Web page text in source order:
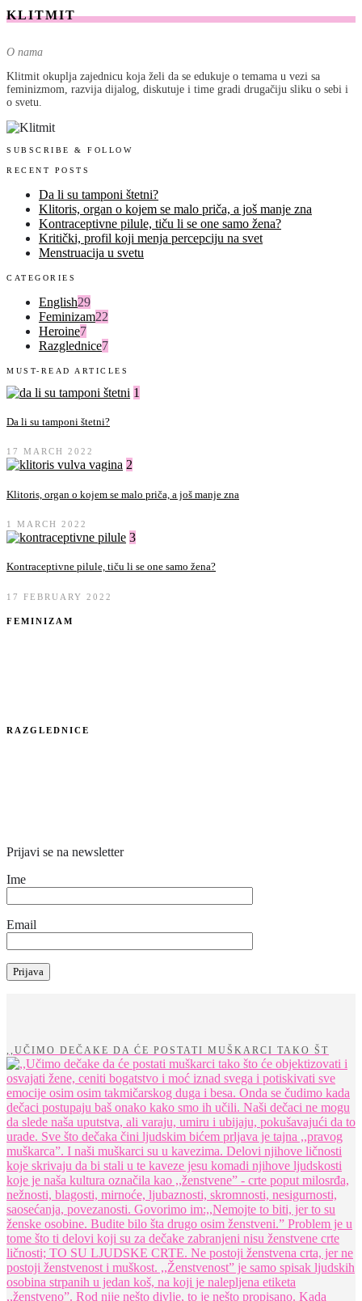
KLITMIT
O nama
Klitmit okuplja zajednicu koja želi da se edukuje o temama u vezi sa
feminizmom, razvija dijalog, diskutuje i time gradi drugačiju sliku o sebi i
o svetu.
SUBSCRIBE & FOLLOW
RECENT POSTS
Da li su tamponi štetni?
Klitoris, organ o kojem se malo priča, a još manje zna
Kontraceptivne pilule, tiču li se one samo žena?
Kritički, profil koji menja percepciju na svet
Menstruacija u svetu
CATEGORIES
English29
Feminizam22
Heroine7
Razglednice7
MUST-READ ARTICLES
1
Da li su tamponi štetni?
17 MARCH 2022
2
Klitoris, organ o kojem se malo priča, a još manje zna
1 MARCH 2022
3
Kontraceptivne pilule, tiču li se one samo žena?
17 FEBRUARY 2022
FEMINIZAM
RAZGLEDNICE
Prijavi se na newsletter
Ime
Email
,,UČIMO DEČAKE DA ĆE POSTATI MUŠKARCI TAKO ŠT